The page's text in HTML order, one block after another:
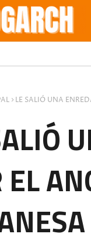
LE SALIÓ UNA
EL